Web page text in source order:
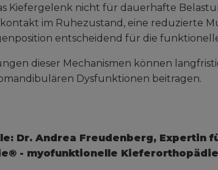
Kiefergelenk nicht für dauerhafte
im Ruhezustand, eine reduzierte
entscheidend für die
dieser Mechanismen können
Dysfunktionen beitragen.
Dr. Andrea Freudenberg, Expertin
- myofunktionelle Kieferorthopädie